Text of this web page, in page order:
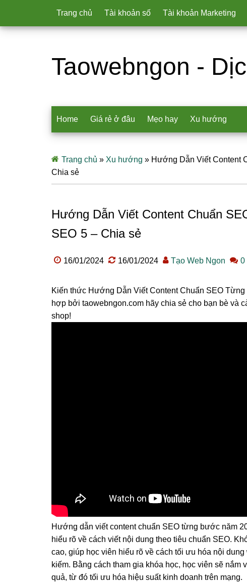
Trang chủ Tài khoản số Tài khoản Marketing
Taowebngon -
Home Giá rẻ ở đâu Mẹo hay Xu hướng
Trang chủ » Xu hướng » Hướng Dẫn Viết Content
Chia sẻ
Hướng Dẫn Viết Content Chuẩn
SEO 5 – Chia sẻ
16/01/2024 16/01/2024 Tạo Web Ngon 0
Kiến thức Hướng Dẫn Viết Content Chuẩn SEO
hợp bởi taowebngon.com hãy chia sẻ cho bạn bè và
shop!
Hướng dẫn viết content chuẩn SEO từng bước năm
hiểu rõ về cách viết nội dung theo tiêu chuẩn SEO.
cao, giúp học viên hiểu rõ về cách tối ưu hóa nội
kiếm. Bằng cách tham gia khóa học, học viên sẽ
quả, từ đó tối ưu hóa hiệu suất kinh doanh trên mạng.